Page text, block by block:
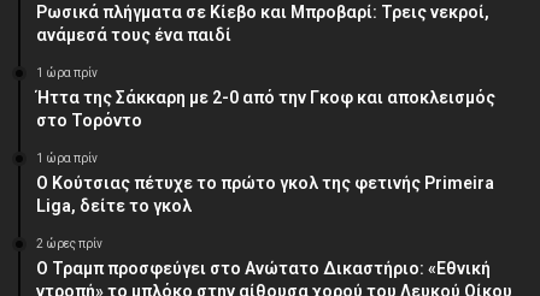
Ρωσικά πλήγματα σε Κίεβο και Μπροβαρί: Τρεις νεκροί,
ανάμεσά τους ένα παιδί
1 ώρα πρίν
Ήττα της Σάκκαρη με 2-0 από την Γκοφ και αποκλεισμός
στο Τορόντο
1 ώρα πρίν
Ο Κούτσιας πέτυχε το πρώτο γκολ της φετινής Primeira
Liga, δείτε το γκολ
2 ώρες πρίν
Ο Τραμπ προσφεύγει στο Ανώτατο Δικαστήριο: «Εθνική
ντροπή» το μπλόκο στην αίθουσα χορού του Λευκού Οίκου